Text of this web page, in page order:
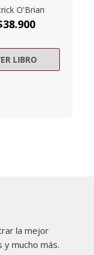
O'Brian
38.900
LIBRO
la mejor
mucho más.